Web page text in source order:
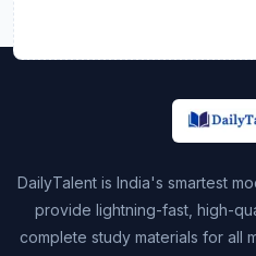
DailyTalent is India's smartest
provide lightning-fast, high-
complete study materials for all